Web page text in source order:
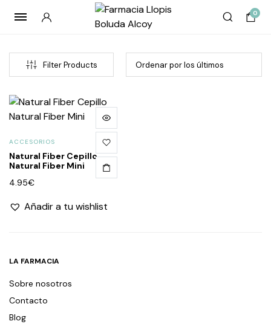
0
Filter Products
ACCESORIOS
Natural Fiber Cepillo
Natural Fiber Mini
4.95€
Añadir a tu wishlist
LA FARMACIA
Sobre nosotros
Contacto
Blog